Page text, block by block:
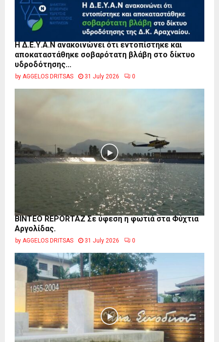
Η Δ.Ε.Υ.Α.Ν ανακοινώνει ότι εντοπίστηκε και
αποκαταστάθηκε σοβαρότατη βλάβη στο δίκτυο
υδροδότησης...
by AGGELOS DRITSAS 31 July 2026 0
BINTEO REPORTAZ Σε ύφεση η φωτιά στα Φύχτια
Αργολίδας.
by AGGELOS DRITSAS 31 July 2026 0